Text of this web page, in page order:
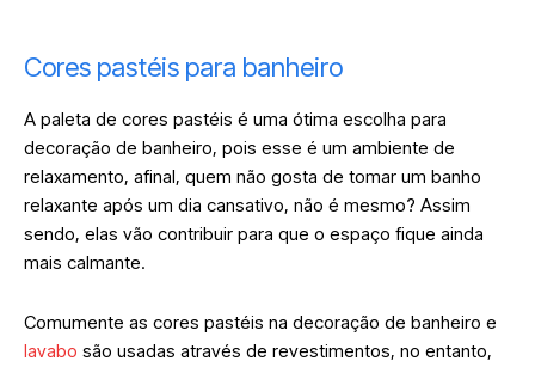
Cores pastéis para banheiro
A paleta de cores pastéis é uma ótima escolha para
decoração de banheiro, pois esse é um ambiente de
relaxamento, afinal, quem não gosta de tomar um banho
relaxante após um dia cansativo, não é mesmo? Assim
sendo, elas vão contribuir para que o espaço fique ainda
mais calmante.
Comumente as cores pastéis na decoração de banheiro e
lavabo são usadas através de revestimentos, no entanto,